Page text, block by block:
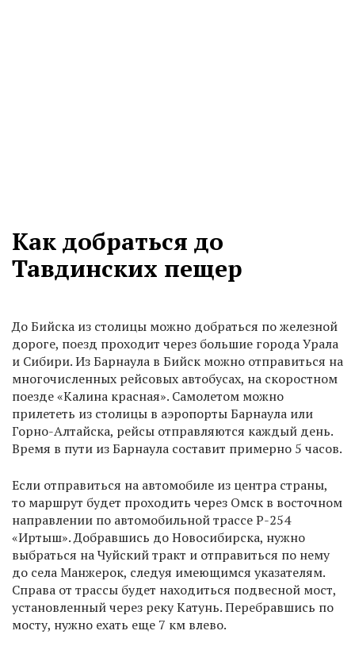
Как добраться до
Тавдинских пещер
До Бийска из столицы можно добраться по железной
дороге, поезд проходит через большие города Урала
и Сибири. Из Барнаула в Бийск можно отправиться на
многочисленных рейсовых автобусах, на скоростном
поезде «Калина красная». Самолетом можно
прилететь из столицы в аэропорты Барнаула или
Горно-Алтайска, рейсы отправляются каждый день.
Время в пути из Барнаула составит примерно 5 часов.
Если отправиться на автомобиле из центра страны,
то маршрут будет проходить через Омск в восточном
направлении по автомобильной трассе Р-254
«Иртыш». Добравшись до Новосибирска, нужно
выбраться на Чуйский тракт и отправиться по нему
до села Манжерок, следуя имеющимся указателям.
Справа от трассы будет находиться подвесной мост,
установленный через реку Катунь. Перебравшись по
мосту, нужно ехать еще 7 км влево.